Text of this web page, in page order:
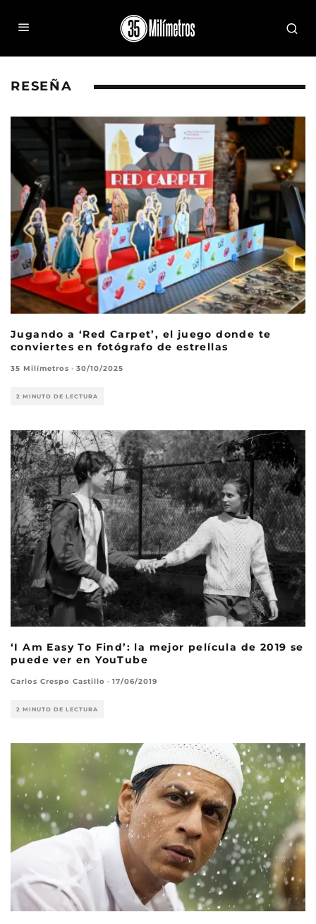
RESEÑA
Jugando a ‘Red Carpet’, el juego donde te
conviertes en fotógrafo de estrellas
35 Milímetros · 30/10/2025
2 MINUTO DE LECTURA
‘I Am Easy To Find’: la mejor película de 2019 se
puede ver en YouTube
Carlos Crespo Castillo · 17/06/2019
2 MINUTO DE LECTURA